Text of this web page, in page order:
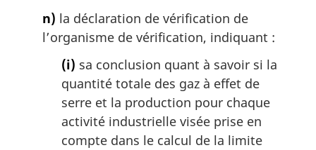
n) la déclaration de vérification de
l’organisme de vérification, indiquant :
(i) sa conclusion quant à savoir si la
quantité totale des gaz à effet de
serre et la production pour chaque
activité industrielle visée prise en
compte dans le calcul de la limite